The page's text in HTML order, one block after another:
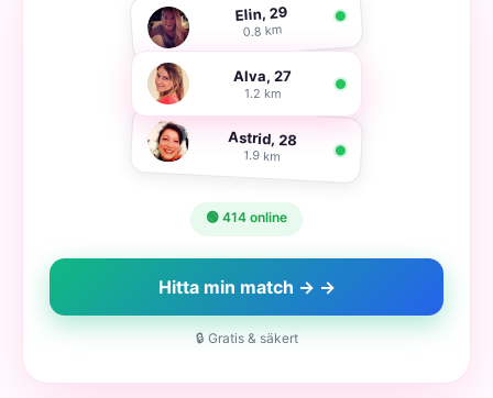
Elin, 29
0.8 km
Alva, 27
1.2 km
Astrid, 28
1.9 km
🟢 414 online
Hitta min match → →
🔒 Gratis & säkert